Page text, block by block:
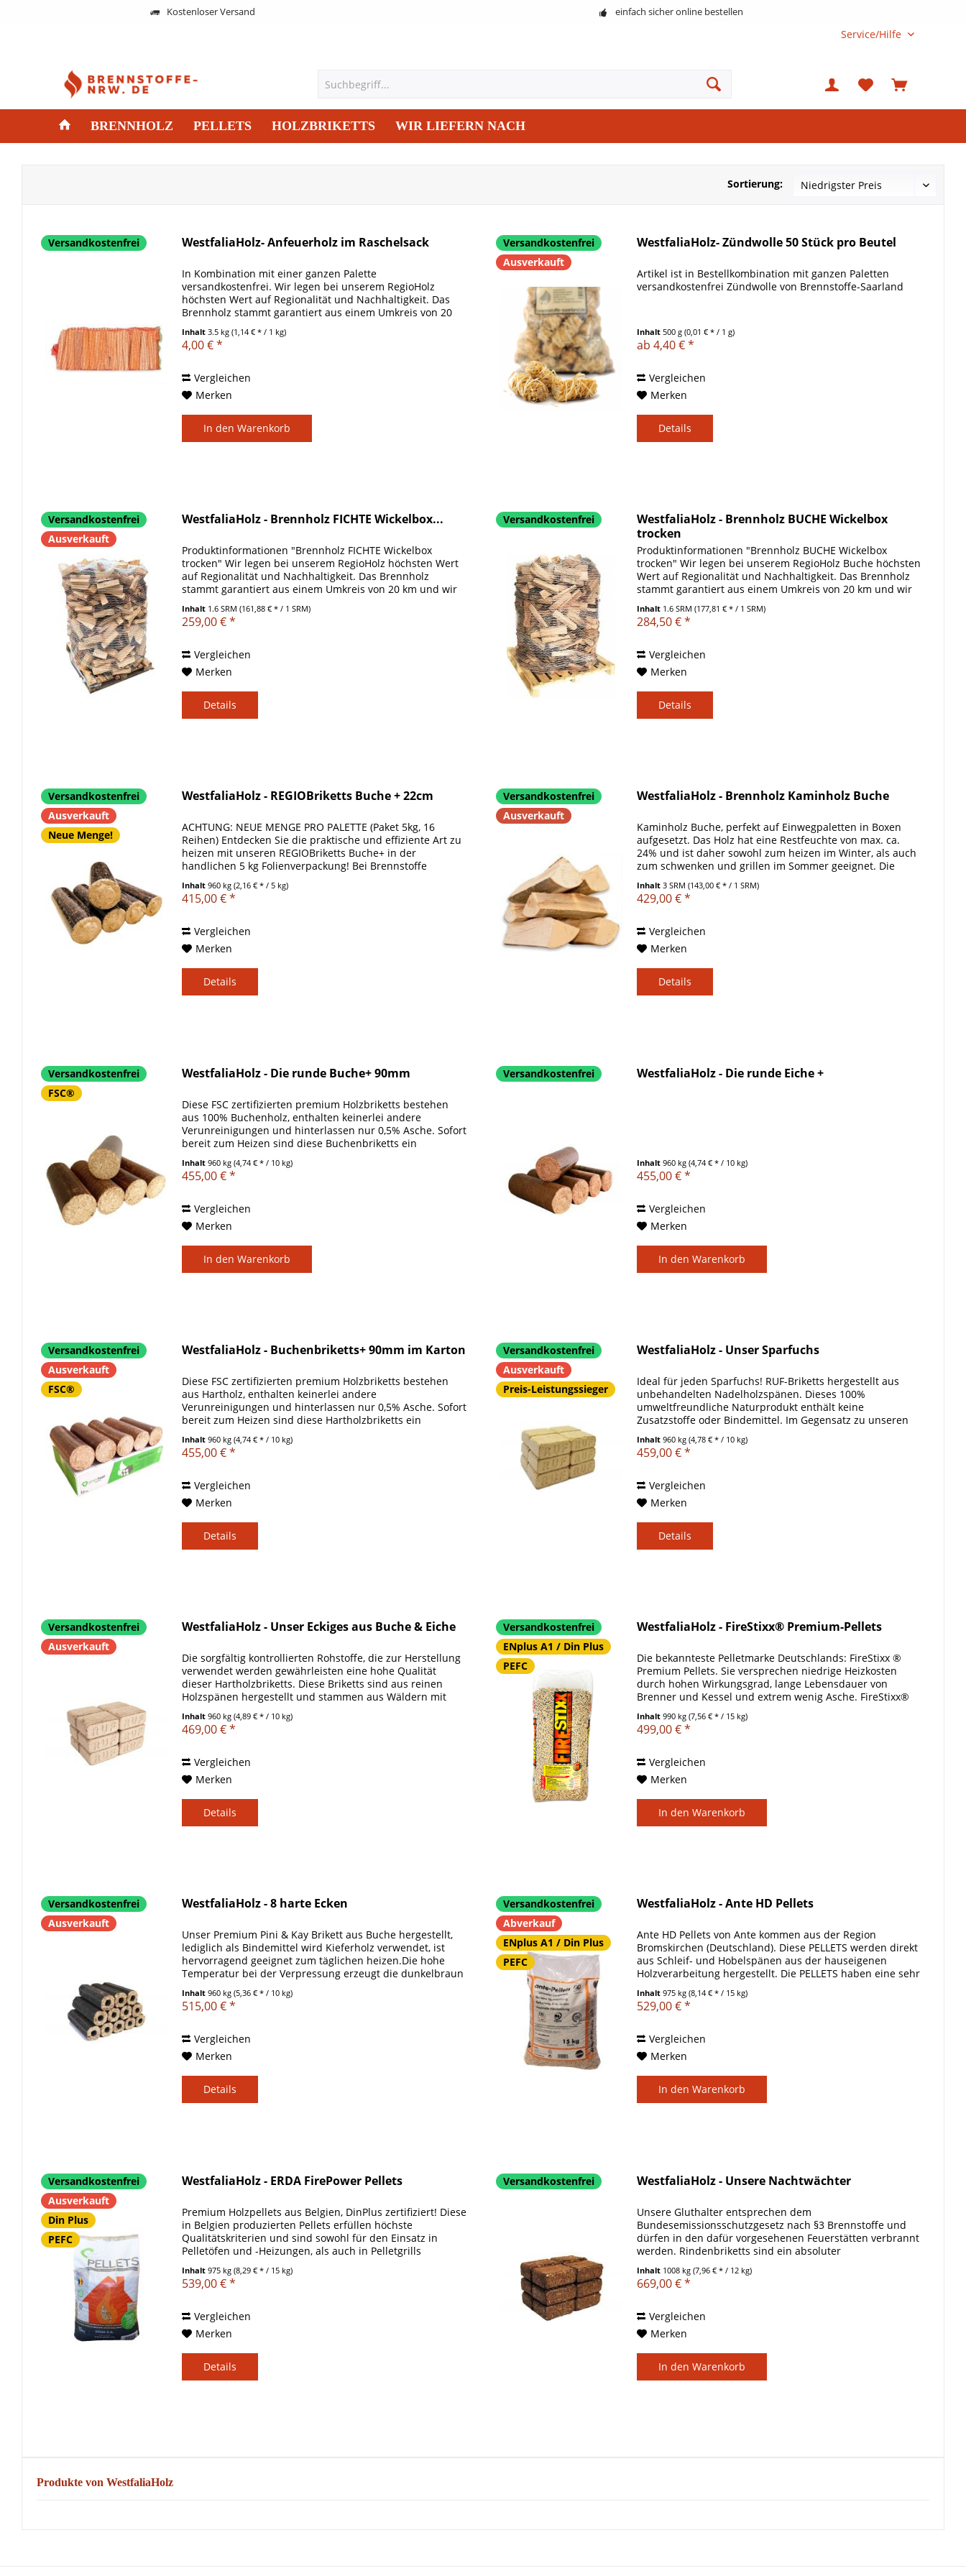
Kostenloser Versand einfach sicher online bestellen
Service/Hilfe
BRENNHOLZ PELLETS HOLZBRIKETTS WIR LIEFERN NACH
Sortierung:
Versandkostenfrei WestfaliaHolz- Anfeuerholz im Raschelsack
In Kombination mit einer ganzen Palette
versandkostenfrei. Wir legen bei unserem RegioHolz
höchsten Wert auf Regionalität und Nachhaltigkeit. Das
Brennholz stammt garantiert aus einem Umkreis von 20
Inhalt 3.5 kg (1,14 € * / 1 kg)
4,00 € *
Vergleichen
Merken
In den Warenkorb
Versandkostenfrei
Ausverkauft
WestfaliaHolz- Zündwolle 50 Stück pro Beutel
Artikel ist in Bestellkombination mit ganzen Paletten
versandkostenfrei Zündwolle von Brennstoffe-Saarland
Inhalt 500 g (0,01 € * / 1 g)
ab 4,40 € *
Vergleichen
Merken
Details
Versandkostenfrei
Ausverkauft
WestfaliaHolz - Brennholz FICHTE Wickelbox...
Produktinformationen "Brennholz FICHTE Wickelbox
trocken" Wir legen bei unserem RegioHolz höchsten Wert
auf Regionalität und Nachhaltigkeit. Das Brennholz
stammt garantiert aus einem Umkreis von 20 km und wir
Inhalt 1.6 SRM (161,88 € * / 1 SRM)
259,00 € *
Vergleichen
Merken
Details
Versandkostenfrei
WestfaliaHolz - Brennholz BUCHE Wickelbox
trocken
Produktinformationen "Brennholz BUCHE Wickelbox
trocken" Wir legen bei unserem RegioHolz Buche höchsten
Wert auf Regionalität und Nachhaltigkeit. Das Brennholz
stammt garantiert aus einem Umkreis von 20 km und wir
Inhalt 1.6 SRM (177,81 € * / 1 SRM)
284,50 € *
Vergleichen
Merken
Details
Versandkostenfrei
Ausverkauft
Neue Menge!
WestfaliaHolz - REGIOBriketts Buche + 22cm
ACHTUNG: NEUE MENGE PRO PALETTE (Paket 5kg, 16
Reihen) Entdecken Sie die praktische und effiziente Art zu
heizen mit unseren REGIOBriketts Buche+ in der
handlichen 5 kg Folienverpackung! Bei Brennstoffe
Inhalt 960 kg (2,16 € * / 5 kg)
415,00 € *
Vergleichen
Merken
Details
Versandkostenfrei
Ausverkauft
WestfaliaHolz - Brennholz Kaminholz Buche
Kaminholz Buche, perfekt auf Einwegpaletten in Boxen
aufgesetzt. Das Holz hat eine Restfeuchte von max. ca.
24% und ist daher sowohl zum heizen im Winter, als auch
zum schwenken und grillen im Sommer geeignet. Die
Inhalt 3 SRM (143,00 € * / 1 SRM)
429,00 € *
Vergleichen
Merken
Details
Versandkostenfrei
FSC®
WestfaliaHolz - Die runde Buche+ 90mm
Diese FSC zertifizierten premium Holzbriketts bestehen
aus 100% Buchenholz, enthalten keinerlei andere
Verunreinigungen und hinterlassen nur 0,5% Asche. Sofort
bereit zum Heizen sind diese Buchenbriketts ein
Inhalt 960 kg (4,74 € * / 10 kg)
455,00 € *
Vergleichen
Merken
In den Warenkorb
Versandkostenfrei WestfaliaHolz - Die runde Eiche +
Inhalt 960 kg (4,74 € * / 10 kg)
455,00 € *
Vergleichen
Merken
In den Warenkorb
Versandkostenfrei
Ausverkauft
FSC®
WestfaliaHolz - Buchenbriketts+ 90mm im Karton
Diese FSC zertifizierten premium Holzbriketts bestehen
aus Hartholz, enthalten keinerlei andere
Verunreinigungen und hinterlassen nur 0,5% Asche. Sofort
bereit zum Heizen sind diese Hartholzbriketts ein
Inhalt 960 kg (4,74 € * / 10 kg)
455,00 € *
Vergleichen
Merken
Details
Versandkostenfrei
Ausverkauft
Preis-Leistungssieger
WestfaliaHolz - Unser Sparfuchs
Ideal für jeden Sparfuchs! RUF-Briketts hergestellt aus
unbehandelten Nadelholzspänen. Dieses 100%
umweltfreundliche Naturprodukt enthält keine
Zusatzstoffe oder Bindemittel. Im Gegensatz zu unseren
Inhalt 960 kg (4,78 € * / 10 kg)
459,00 € *
Vergleichen
Merken
Details
Versandkostenfrei
Ausverkauft
WestfaliaHolz - Unser Eckiges aus Buche & Eiche
Die sorgfältig kontrollierten Rohstoffe, die zur Herstellung
verwendet werden gewährleisten eine hohe Qualität
dieser Hartholzbriketts. Diese Briketts sind aus reinen
Holzspänen hergestellt und stammen aus Wäldern mit
Inhalt 960 kg (4,89 € * / 10 kg)
469,00 € *
Vergleichen
Merken
Details
Versandkostenfrei
ENplus A1 / Din Plus
PEFC
WestfaliaHolz - FireStixx® Premium-Pellets
Die bekannteste Pelletmarke Deutschlands: FireStixx ®
Premium Pellets. Sie versprechen niedrige Heizkosten
durch hohen Wirkungsgrad, lange Lebensdauer von
Brenner und Kessel und extrem wenig Asche. FireStixx®
Inhalt 990 kg (7,56 € * / 15 kg)
499,00 € *
Vergleichen
Merken
In den Warenkorb
Versandkostenfrei
Ausverkauft
WestfaliaHolz - 8 harte Ecken
Unser Premium Pini & Kay Brikett aus Buche hergestellt,
lediglich als Bindemittel wird Kieferholz verwendet, ist
hervorragend geeignet zum täglichen heizen.Die hohe
Temperatur bei der Verpressung erzeugt die dunkelbraun
Inhalt 960 kg (5,36 € * / 10 kg)
515,00 € *
Vergleichen
Merken
Details
Versandkostenfrei
Abverkauf
ENplus A1 / Din Plus
PEFC
WestfaliaHolz - Ante HD Pellets
Ante HD Pellets von Ante kommen aus der Region
Bromskirchen (Deutschland). Diese PELLETS werden direkt
aus Schleif- und Hobelspänen aus der hauseigenen
Holzverarbeitung hergestellt. Die PELLETS haben eine sehr
Inhalt 975 kg (8,14 € * / 15 kg)
529,00 € *
Vergleichen
Merken
In den Warenkorb
Versandkostenfrei
Ausverkauft
Din Plus
PEFC
WestfaliaHolz - ERDA FirePower Pellets
Premium Holzpellets aus Belgien, DinPlus zertifiziert! Diese
in Belgien produzierten Pellets erfüllen höchste
Qualitätskriterien und sind sowohl für den Einsatz in
Pelletöfen und -Heizungen, als auch in Pelletgrills
Inhalt 975 kg (8,29 € * / 15 kg)
539,00 € *
Vergleichen
Merken
Details
Versandkostenfrei WestfaliaHolz - Unsere Nachtwächter
Unsere Gluthalter entsprechen dem
Bundesemissionsschutzgesetz nach §3 Brennstoffe und
dürfen in den dafür vorgesehenen Feuerstätten verbrannt
werden. Rindenbriketts sind ein absoluter
Inhalt 1008 kg (7,96 € * / 12 kg)
669,00 € *
Vergleichen
Merken
In den Warenkorb
Produkte von WestfaliaHolz